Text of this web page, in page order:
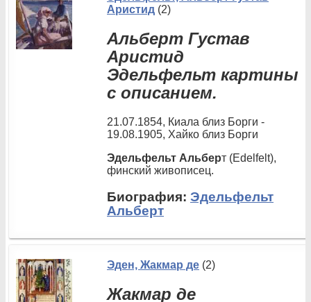
Аристид (2)
Альберт Густав
Аристид
Эдельфельт картины
с описанием.
21.07.1854, Киала близ Борги -
19.08.1905, Хайко близ Борги
Эдельфельт Альберт (Edelfelt),
финский живописец.
Биография: Эдельфельт
Альберт
Эден, Жакмар де (2)
Жакмар де